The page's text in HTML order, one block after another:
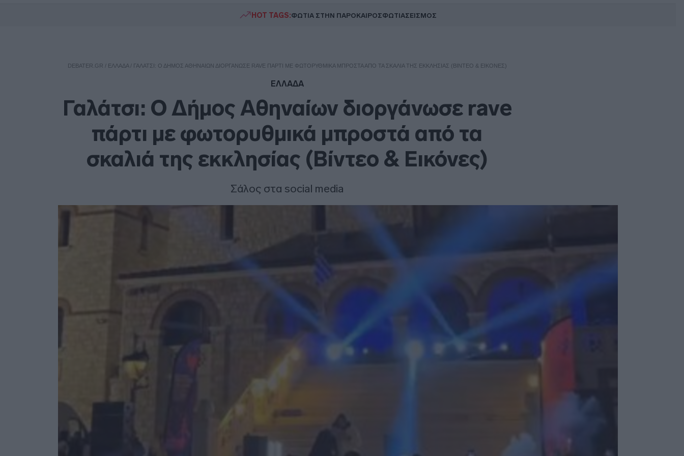
HOT TAGS:ΦΩΤΙΑ ΣΤΗΝ ΠΑΡΟΚΑΙΡΟΣΦΩΤΙΑΣΕΙΣΜΟΣ
DEBATER.GR / ΕΛΛΑΔΑ/ ΓΑΛΆΤΣΙ: Ο ΔΉΜΟΣ ΑΘΗΝΑΊΩΝ ΔΙΟΡΓΆΝΩΣΕ RAVE ΠΆΡΤΙ ΜΕ ΦΩΤΟΡΥΘΜΙΚΆ ΜΠΡΟΣΤΆ ΑΠΌ ΤΑ ΣΚΑΛΙΆ ΤΗΣ ΕΚΚΛΗΣΊΑΣ (ΒΊΝΤΕΟ & ΕΙΚΌΝΕΣ)
ΕΛΛΑΔΑ
Γαλάτσι: Ο Δήμος Αθηναίων διοργάνωσε rave
πάρτι με φωτορυθμικά μπροστά από τα
σκαλιά της εκκλησίας (Βίντεο & Εικόνες)
Σάλος στα social media